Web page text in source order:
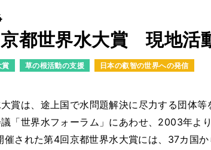
都世界水大賞 現地活
賞 草の根活動の支援 日本の叡智の世界への発信
賞は、途上国で水問題解決に尽力する団体
「世界水フォーラム」にあわせ、2003年よ
催された第4回京都世界水大賞には、37カ国